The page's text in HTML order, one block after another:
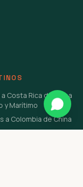
a Costa Rica de China
y Marítimo
a Colombia de China